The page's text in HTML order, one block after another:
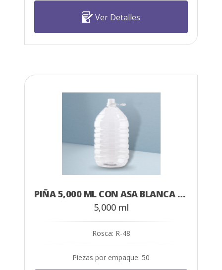
Ver Detalles
PIÑA 5,000 ML CON ASA BLANCA CRISTAL
5,000 ml
Rosca: R-48
Piezas por empaque: 50